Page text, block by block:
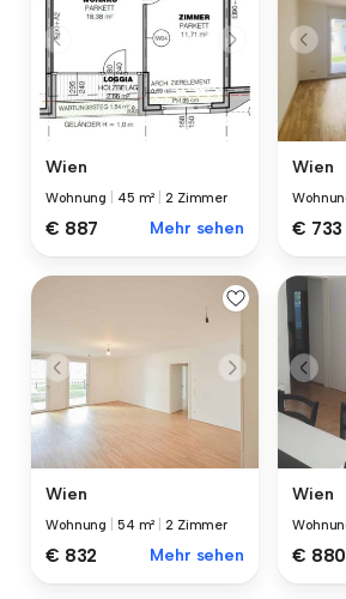
Wien
Wohnung 45 m² |2 Zimmer
€ 887 Mehr sehen
Wien
€ 733
Wien
Wohnung 54 m² |2 Zimmer
€ 832 Mehr sehen
Wien
€ 880